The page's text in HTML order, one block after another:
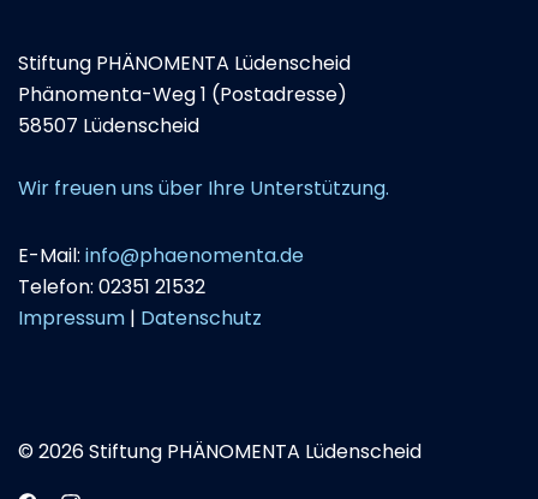
Stiftung PHÄNOMENTA Lüdenscheid
Phänomenta-Weg 1 (Postadresse)
58507 Lüdenscheid
Wir freuen uns über Ihre Unterstützung.
E-Mail: info@phaenomenta.de
Telefon: 02351 21532
Impressum | Datenschutz
© 2026 Stiftung PHÄNOMENTA Lüdenscheid